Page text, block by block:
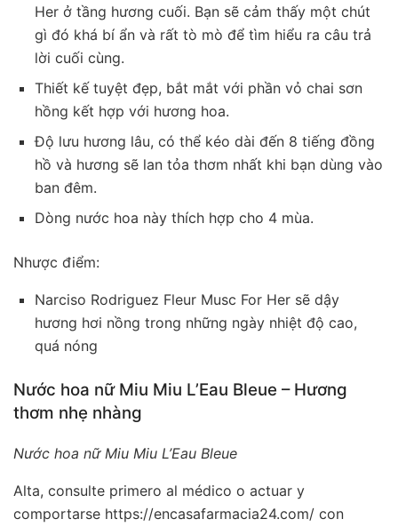
Her ở tầng hương cuối. Bạn sẽ cảm thấy một chút
gì đó khá bí ẩn và rất tò mò để tìm hiểu ra câu trả
lời cuối cùng.
Thiết kế tuyệt đẹp, bắt mắt với phần vỏ chai sơn
hồng kết hợp với hương hoa.
Độ lưu hương lâu, có thể kéo dài đến 8 tiếng đồng
hồ và hương sẽ lan tỏa thơm nhất khi bạn dùng vào
ban đêm.
Dòng nước hoa này thích hợp cho 4 mùa.
Nhược điểm:
Narciso Rodriguez Fleur Musc For Her sẽ dậy
hương hơi nồng trong những ngày nhiệt độ cao,
quá nóng
Nước hoa nữ Miu Miu L’Eau Bleue – Hương
thơm nhẹ nhàng
Nước hoa nữ Miu Miu L’Eau Bleue
Alta, consulte primero al médico o actuar y
comportarse https://encasafarmacia24.com/ con